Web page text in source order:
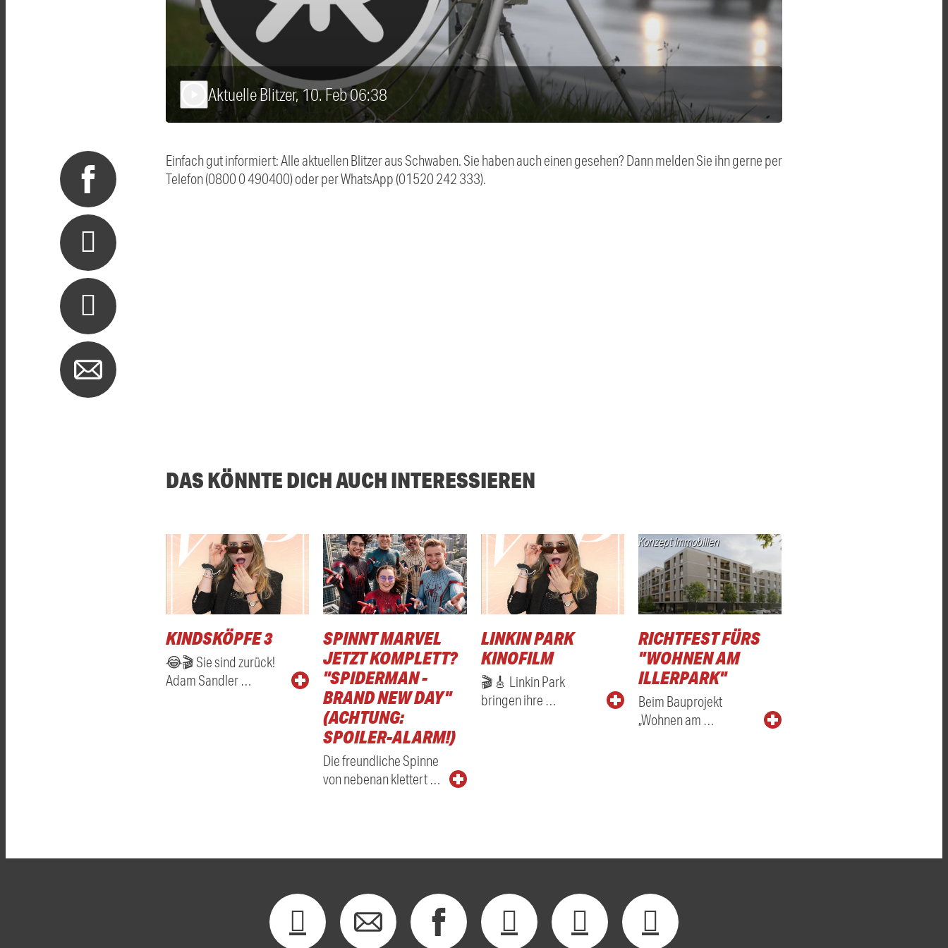
Aktuelle Blitzer, 10. Feb 06:38
Einfach gut informiert: Alle aktuellen Blitzer aus Schwaben. Sie haben auch einen gesehen? Dann melden Sie ihn gerne per
Telefon (0800 0 490400) oder per WhatsApp (01520 242 333).
DAS KÖNNTE DICH AUCH INTERESSIEREN
KINDSKÖPFE 3
😂🎬 Sie sind zurück!
Adam Sandler …
SPINNT MARVEL
JETZT KOMPLETT?
"SPIDERMAN -
BRAND NEW DAY"
(ACHTUNG:
SPOILER-ALARM!)
Die freundliche Spinne
von nebenan klettert …
LINKIN PARK
KINOFILM
🎬🎸 Linkin Park
bringen ihre …
Konzept Immobilien
RICHTFEST FÜRS
"WOHNEN AM
ILLERPARK"
Beim Bauprojekt
„Wohnen am …